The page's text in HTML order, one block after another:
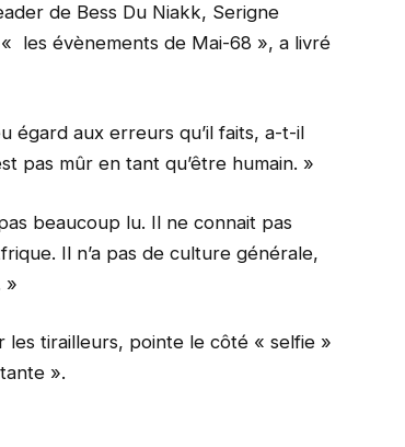
de Bess Du Niakk, Serigne
les évènements de Mai-68 », a livré
égard aux erreurs qu’il faits, a-t-il
pas mûr en tant qu’être humain. »
beaucoup lu. Il ne connait pas
Il n’a pas de culture générale,
»
les tirailleurs, pointe le côté « selfie »
».